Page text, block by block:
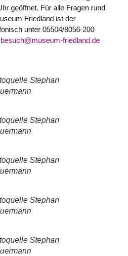
geöffnet. Für alle Fragen rund
Friedland ist der
unter 05504/8056-200
besuch@museum-friedland.de
Stephan
Stephan
Stephan
Stephan
Stephan